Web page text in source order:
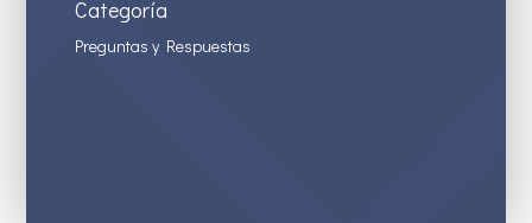
Categoría
Preguntas y Respuestas